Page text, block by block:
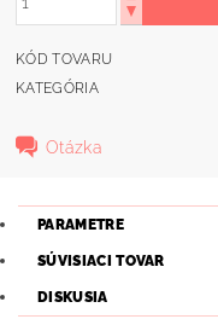
KÓD TOVARU
KATEGÓRIA
Otázka
PARAMETRE
SÚVISIACI TOVAR
DISKUSIA